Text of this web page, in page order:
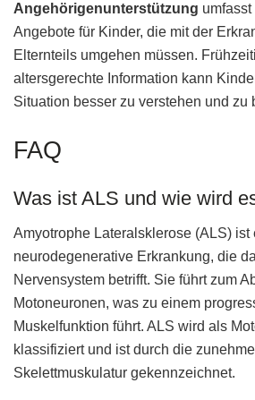
Angehörigenunterstützung
Angebote für Kinder, die mit der
Elternteils umgehen müssen.
altersgerechte Information kann
Situation besser zu verstehen und zu
FAQ
Was ist ALS und wie wird
Amyotrophe Lateralsklerose (ALS) ist
neurodegenerative Erkrankung, die
Nervensystem betrifft. Sie führt zum
Motoneuronen, was zu einem
Muskelfunktion führt. ALS wird als
klassifiziert und ist durch die
Skelettmuskulatur gekennzeichnet.